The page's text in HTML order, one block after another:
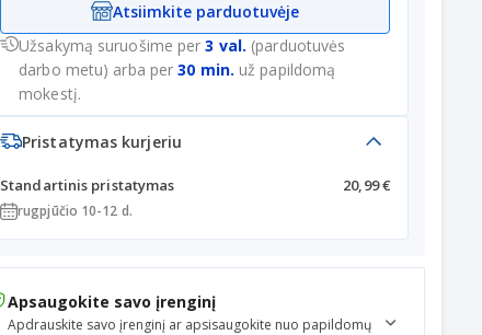
Atsiimkite parduotuvėje
Užsakymą suruošime per3 val. (parduotuvės
darbo metu) arba per30 min. už papildomą
mokestį.
Pristatymas kurjeriu
Standartinis pristatymas 20,99 €
rugpjūčio 10-12 d.
Apsaugokite savo įrenginį
Apdrauskite savo įrenginį ar apsisaugokite nuo papildomų